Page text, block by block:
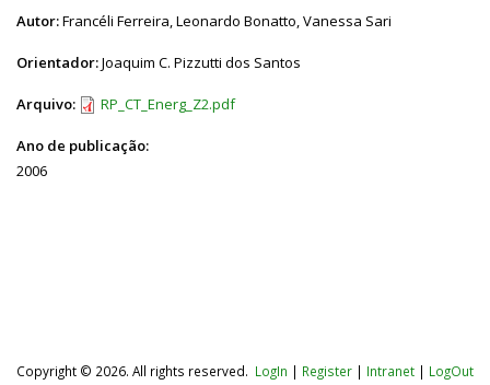
Autor:Francéli Ferreira, Leonardo Bonatto, Vanessa Sari
Orientador:Joaquim C. Pizzutti dos Santos
Arquivo: RP_CT_Energ_Z2.pdf
Ano de publicação:
2006
Copyright © 2026. All rights reserved. LogIn | Register | Intranet | LogOut